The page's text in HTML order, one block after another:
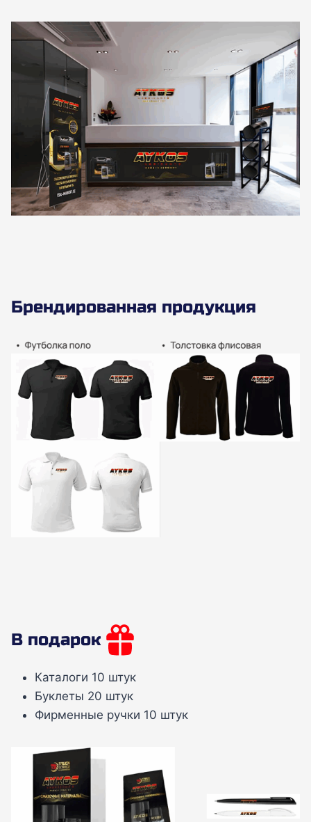
Брендированная продукция
В подарок
Каталоги 10 штук
Буклеты 20 штук
Фирменные ручки 10 штук